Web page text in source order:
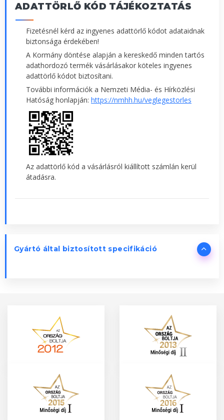
ADATTÖRLŐ KÓD TÁJÉKOZTATÁS
Fizetésnél kérd az ingyenes adattörlő kódot adataidnak
biztonsága érdekében!
A Kormány döntése alapján a kereskedő minden tartós
adathordozó termék vásárlásakor köteles ingyenes
adattörlő kódot biztosítani.
További információk a Nemzeti Média- és Hírközlési
Hatóság honlapján: https://nmhh.hu/veglegestorles
Az adattörlő kód a vásárlásról kiállított számlán kerül
átadásra.
Gyártó által biztosított specifikáció